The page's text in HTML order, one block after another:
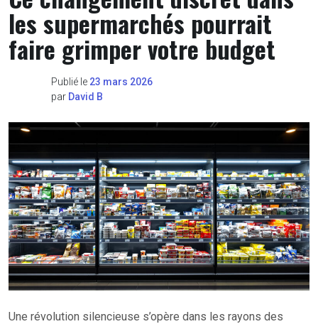
les supermarchés pourrait
faire grimper votre budget
Publié le 23 mars 2026
par David B
Une révolution silencieuse s’opère dans les rayons des